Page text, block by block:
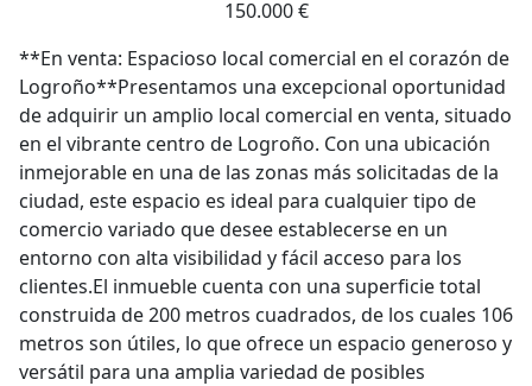
150.000 €
**En venta: Espacioso local comercial en el corazón de
Logroño**Presentamos una excepcional oportunidad
de adquirir un amplio local comercial en venta, situado
en el vibrante centro de Logroño. Con una ubicación
inmejorable en una de las zonas más solicitadas de la
ciudad, este espacio es ideal para cualquier tipo de
comercio variado que desee establecerse en un
entorno con alta visibilidad y fácil acceso para los
clientes.El inmueble cuenta con una superficie total
construida de 200 metros cuadrados, de los cuales 106
metros son útiles, lo que ofrece un espacio generoso y
versátil para una amplia variedad de posibles